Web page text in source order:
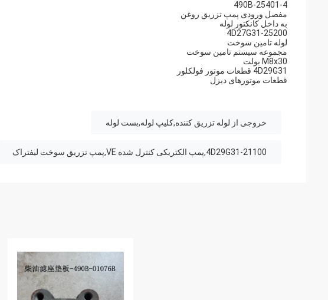
490B-25401-4
مفصل ورودی پمپ تزریق روغن
به داخل کانکتور لوله
4D27G31-25200
لوله تامین سوخت
مجموعه سیستم تامین سوخت
M8x30 بولت
4D29G31 قطعات موتور فولکلور
قطعات موتورهای دیزل
خروجی از لوله تزریق کننده,کليپ لوله,بست لوله
4D29G31-21100,پمپ الکتریکی کنترل شده VE,پمپ تزریق سوخت لیفتراک